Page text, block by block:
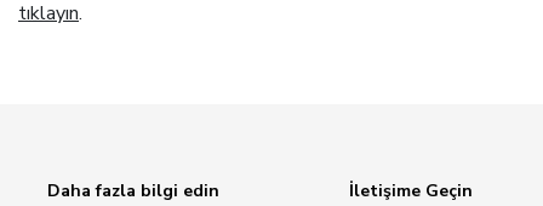
tıklayın.
Daha fazla bilgi edin
İletişime Geçin